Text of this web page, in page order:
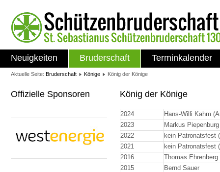
Neuigkeiten Bruderschaft Terminkalender
Aktuelle Seite: Bruderschaft Könige König der Könige
Offizielle Sponsoren König der Könige
2024
Hans-Willi Kahm
2023
Markus
2022
kein Patronatsfest
2021
kein Patronatsfest
2016
Thomas Ehrenberg
2015
Bernd Sauer